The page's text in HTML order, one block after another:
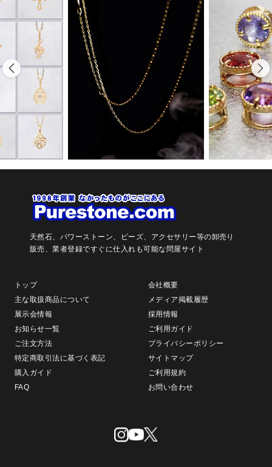
天然石、パワーストーン、ビーズ、アクセサリー等の卸売り
販売、業者登録ですぐに仕入れも可能な問屋サイト
トップ
会社概要
主な取扱商品について
メディア掲載履歴
展示会情報
採用情報
お知らせ一覧
ご利用ガイド
ご注文方法
プライバシーポリシー
特定商取引法に基づく表記
サイトマップ
購入ガイド
ご利用規約
FAQ
お問い合わせ